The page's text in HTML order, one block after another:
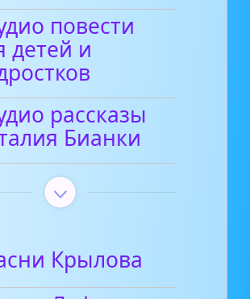
повести
детей и
рассказы
Бианки
Крылова